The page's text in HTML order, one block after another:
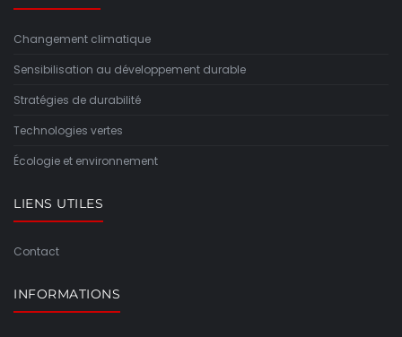
Changement climatique
Sensibilisation au développement durable
Stratégies de durabilité
Technologies vertes
Écologie et environnement
LIENS UTILES
Contact
INFORMATIONS